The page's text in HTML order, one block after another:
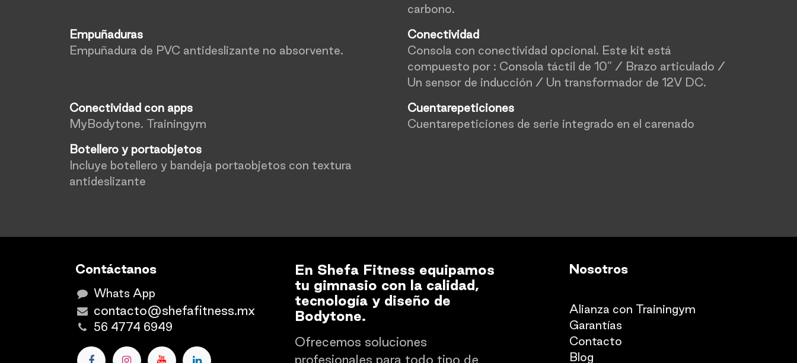
carbono.
Empuñaduras
Empuñadura de PVC antideslizante no absorvente.
Conectividad
Consola con conectividad opcional. Este kit está
compuesto por : Consola táctil de 10” / Brazo articulado /
Un sensor de inducción / Un transformador de 12V DC.
Conectividad con apps
MyBodytone. Trainingym
Cuentarepeticiones
Cuentarepeticiones de serie integrado en el carenado
Botellero y portaobjetos
Incluye botellero y bandeja portaobjetos con textura
antideslizante
Contáctanos
Whats App
contacto@shefafitness.mx
56 4774 6949
En Shefa Fitness equipamos
tu gimnasio con la calidad,
tecnología y diseño de
Bodytone.
Ofrecemos soluciones
profesionales para todo tipo de
Nosotros
Alianza con Trainingym
Garantías
Con​tacto
Blog​​